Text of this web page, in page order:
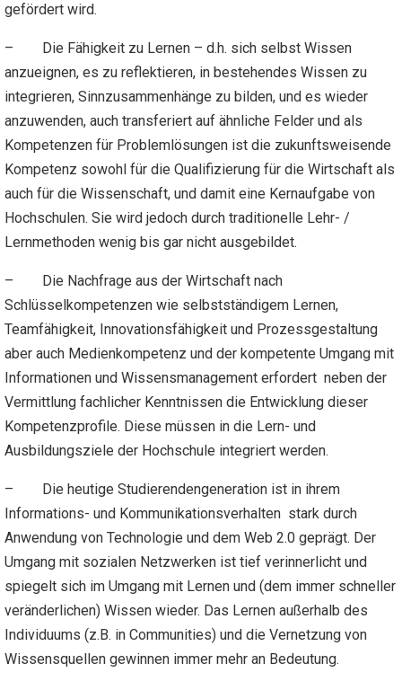
gefördert wird.
– Die Fähigkeit zu Lernen – d.h. sich selbst Wissen
anzueignen, es zu reflektieren, in bestehendes Wissen zu
integrieren, Sinnzusammenhänge zu bilden, und es wieder
anzuwenden, auch transferiert auf ähnliche Felder und als
Kompetenzen für Problemlösungen ist die zukunftsweisende
Kompetenz sowohl für die Qualifizierung für die Wirtschaft als
auch für die Wissenschaft, und damit eine Kernaufgabe von
Hochschulen. Sie wird jedoch durch traditionelle Lehr- /
Lernmethoden wenig bis gar nicht ausgebildet.
– Die Nachfrage aus der Wirtschaft nach
Schlüsselkompetenzen wie selbstständigem Lernen,
Teamfähigkeit, Innovationsfähigkeit und Prozessgestaltung
aber auch Medienkompetenz und der kompetente Umgang mit
Informationen und Wissensmanagement erfordert neben der
Vermittlung fachlicher Kenntnissen die Entwicklung dieser
Kompetenzprofile. Diese müssen in die Lern- und
Ausbildungsziele der Hochschule integriert werden.
– Die heutige Studierendengeneration ist in ihrem
Informations- und Kommunikationsverhalten stark durch
Anwendung von Technologie und dem Web 2.0 geprägt. Der
Umgang mit sozialen Netzwerken ist tief verinnerlicht und
spiegelt sich im Umgang mit Lernen und (dem immer schneller
veränderlichen) Wissen wieder. Das Lernen außerhalb des
Individuums (z.B. in Communities) und die Vernetzung von
Wissensquellen gewinnen immer mehr an Bedeutung.